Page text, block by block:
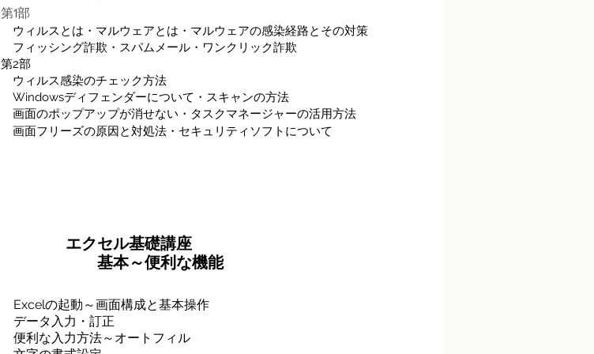
第1部
ウィルスとは・マルウェアとは・マルウェアの感染経路とその対策
フィッシング詐欺・スパムメール・ワンクリック詐欺
第2部
ウィルス感染のチェック方法
Windowsディフェンダーについて・スキャンの方法
画面のポップアップが消せない・タスクマネージャーの活用方法
画面フリーズの原因と対処法・セキュリティソフトについて
エクセル基礎講座
​ 基本～便利な機能
Excelの起動～画面構成と基本操作
データ入力・訂正
便利な入力方法～オートフィル